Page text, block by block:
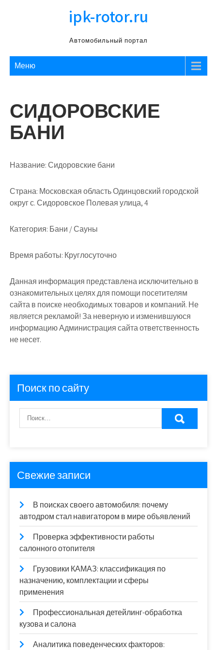
ipk-rotor.ru
Автомобильный портал
Меню
СИДОРОВСКИЕ
БАНИ
Название:Сидоровские бани
Страна: Московская область Одинцовский городской
округ с. Сидоровское Полевая улица, 4
Категория: Бани / Сауны
Время работы: Круглосуточно
Данная информация представлена исключительно в
ознакомительных целях для помощи посетителям
сайта в поиске необходимых товаров и компаний. Не
является рекламой! За неверную и изменившуюся
информацию Администрация сайта ответственность
не несет.
Поиск по сайту
Свежие записи
В поисках своего автомобиля: почему
автодром стал навигатором в мире объявлений
Проверка эффективности работы
салонного отопителя
Грузовики КАМАЗ: классификация по
назначению, комплектации и сферы
применения
Профессиональная детейлинг-обработка
кузова и салона
Аналитика поведенческих факторов: